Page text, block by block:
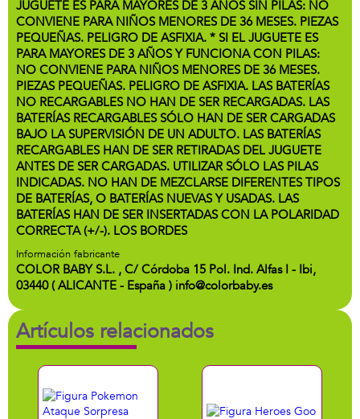
JUGUETE ES PARA MAYORES DE 3 AÑOS SIN PILAS: NO
CONVIENE PARA NIÑOS MENORES DE 36 MESES. PIEZAS
PEQUEÑAS. PELIGRO DE ASFIXIA. * SI EL JUGUETE ES
PARA MAYORES DE 3 AÑOS Y FUNCIONA CON PILAS:
NO CONVIENE PARA NIÑOS MENORES DE 36 MESES.
PIEZAS PEQUEÑAS. PELIGRO DE ASFIXIA. LAS BATERÍAS
NO RECARGABLES NO HAN DE SER RECARGADAS. LAS
BATERÍAS RECARGABLES SÓLO HAN DE SER CARGADAS
BAJO LA SUPERVISIÓN DE UN ADULTO. LAS BATERÍAS
RECARGABLES HAN DE SER RETIRADAS DEL JUGUETE
ANTES DE SER CARGADAS. UTILIZAR SÓLO LAS PILAS
INDICADAS. NO HAN DE MEZCLARSE DIFERENTES TIPOS
DE BATERÍAS, O BATERÍAS NUEVAS Y USADAS. LAS
BATERÍAS HAN DE SER INSERTADAS CON LA POLARIDAD
CORRECTA (+/-). LOS BORDES
Información fabricante
COLOR BABY S.L. , C/ Córdoba 15 Pol. Ind. Alfas I - Ibi,
03440 ( ALICANTE - España ) info@colorbaby.es
Artículos relacionados